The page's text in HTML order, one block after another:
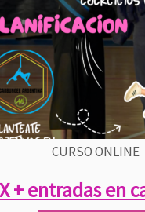
CURSO ONLINE
+ entradas en